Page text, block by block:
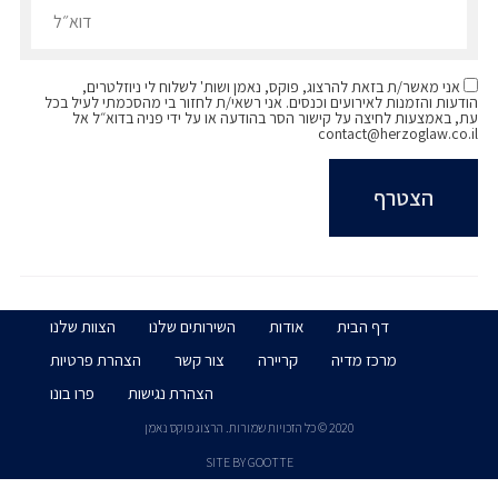
2021–2023
אני מאשר/ת בזאת להרצוג, פוקס, נאמן ושות' לשלוח לי ניוזלטרים,
הודעות והזמנות לאירועים וכנסים. אני רשאי/ת לחזור בי מהסכמתי לעיל בכל
עת, באמצעות לחיצה על קישור הסר בהודעה או על ידי פניה בדוא״ל אל
contact@herzoglaw.co.il
דף הבית אודות השירותים שלנו
הצוות שלנו
מרכז מדיה
קריירה צור קשר
הצהרת פרטיות
הצהרת נגישות
פרו בונו
2020 © כל הזכויות שמורות. הרצוג פוקס נאמן
SITE BY GOOTTE